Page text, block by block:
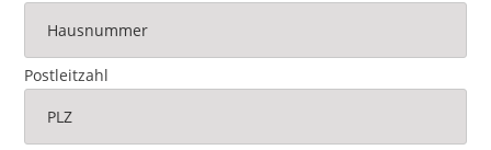
Postleitzahl